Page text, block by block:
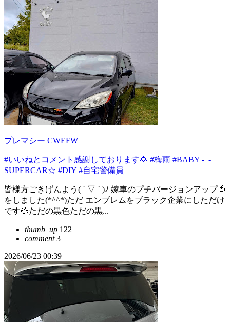
プレマシー CWEFW
#いいねとコメント感謝しております🙇 #梅雨 #BABY -_-
SUPERCAR☆ #DIY #自宅警備員
皆様方ごきげんよう( ´ ▽ ` )ﾉ 嫁車のプチバージョンアップ🍅
をしました(*^^*)ただ エンブレムをブラック企業にしただけ
です💦ただの黒色ただの黒...
thumb_up 122
comment3
2026/06/23 00:39